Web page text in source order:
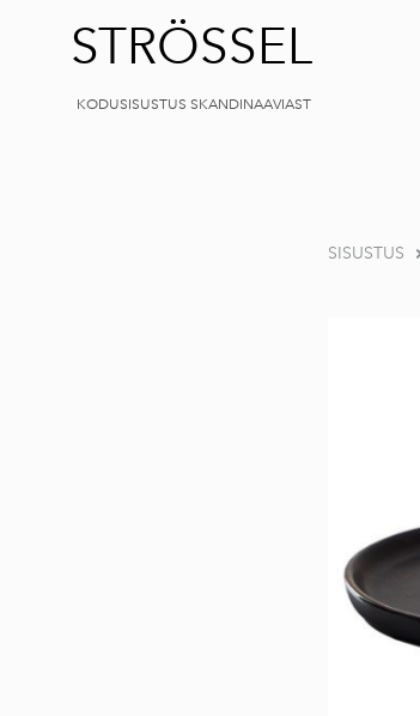
STRÖSSEL
KODUSISUSTUS SKANDINAAVIAST
SISUSTUS